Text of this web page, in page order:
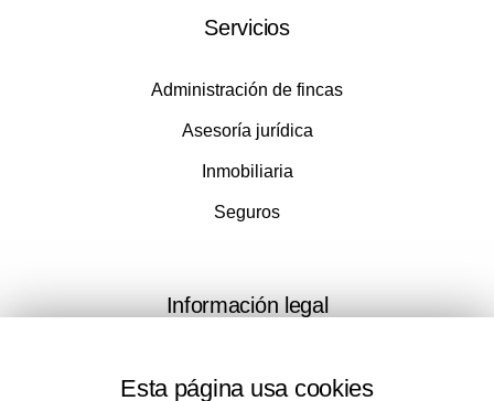
Servicios
Administración de fincas
Asesoría jurídica
Inmobiliaria
Seguros
Información legal
Esta página usa cookies